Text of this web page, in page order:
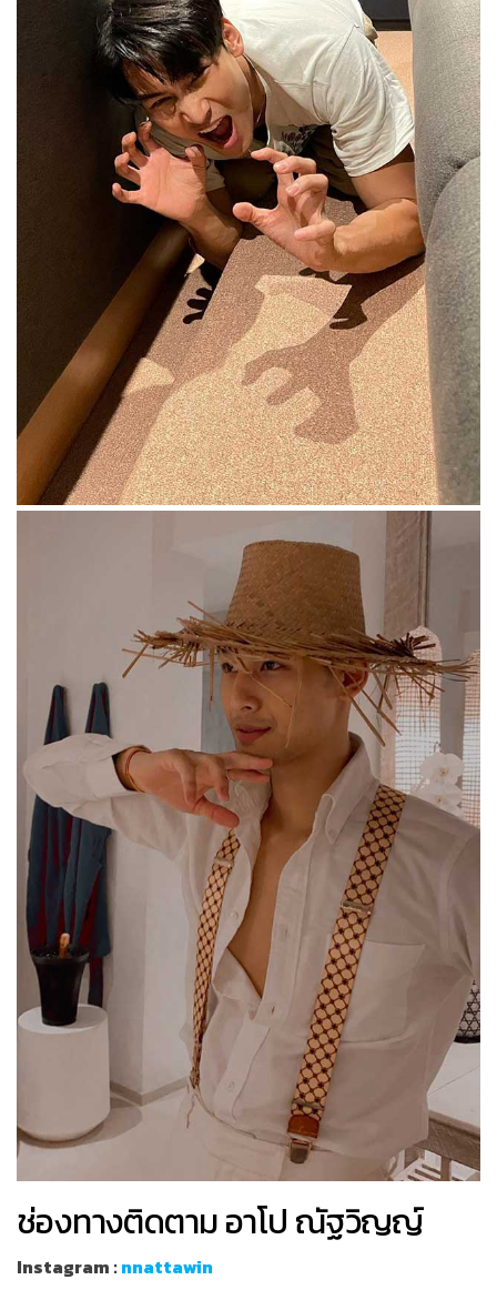
ช่องทางติดตาม อาโป ณัฐวิญญ์
Instagram :nnattawin